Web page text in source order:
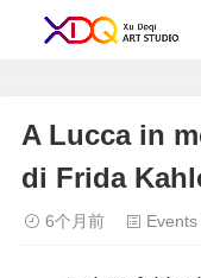
A Lucca in
di Frida
6个月前